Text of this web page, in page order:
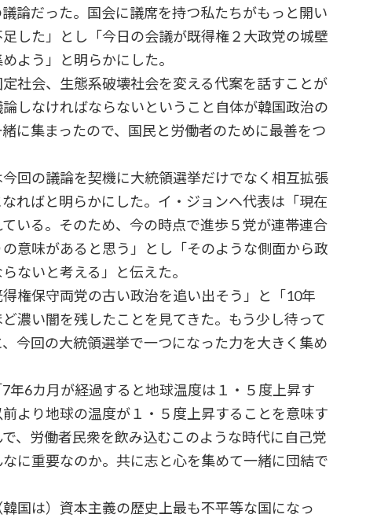
論だった。国会に議席を持つ私たちがもっと開い
した」とし「今日の会議が既得権２大政党の城壁
よう」と明らかにした。
社会、生態系破壊社会を変える代案を話すことが
しなければならないということ自体が韓国政治の
に集まったので、国民と労働者のために最善をつ
回の議論を契機に大統領選挙だけでなく相互拡張
ればと明らかにした。イ・ジョンヘ代表は「現在
いる。そのため、今の時点で進歩５党が連帯連合
意味があると思う」とし「そのような側面から政
ないと考える」と伝えた。
権保守両党の古い政治を追い出そう」と「10年
濃い闇を残したことを見てきた。もう少し待って
今回の大統領選挙で一つになった力を大きく集め
6カ月が経過すると地球温度は１・５度上昇す
より地球の温度が１・５度上昇することを意味す
、労働者民衆を飲み込むこのような時代に自己党
に重要なのか。共に志と心を集めて一緒に団結で
国は）資本主義の歴史上最も不平等な国になっ